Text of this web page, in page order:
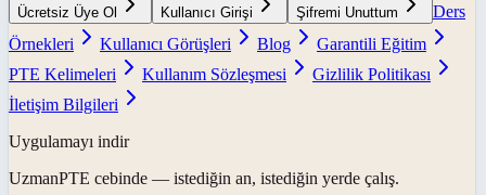
Ücretsiz Üye Ol Kullanıcı Girişi Şifremi Unuttum
Ders
Örnekleri
Kullanıcı Görüşleri Blog
Garantili Eğitim
PTE Kelimeleri
Kullanım Sözleşmesi
Gizlilik Politikası
İletişim Bilgileri
Uygulamayı indir
UzmanPTE cebinde — istediğin an, istediğin yerde çalış.